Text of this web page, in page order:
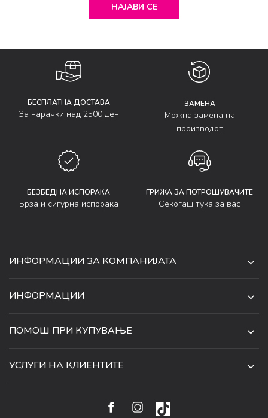
НАЈАВИ СЕ
БЕСПЛАТНА ДОСТАВА
За нарачки над 2500 ден
ЗАМЕНА
Можна замена на
производот
БЕЗБЕДНА ИСПОРАКА
Брза и сигурна испорака
ГРИЖА ЗА ПОТРОШУВАЧИТЕ
Секогаш тука за вас
ИНФОРМАЦИИ ЗА КОМПАНИЈАТА
СКОПЈЕ, МАКЕДОНИЈА
070 231 608
ИНФОРМАЦИИ
СОРАБОТКИ
ПОМОШ ПРИ КУПУВАЊЕ
УСЛУГИ НА КЛИЕНТИТЕ
ПРАВО НА ПОВЛЕКУВАЊЕ И ЗАМЕНА НА ПРОИЗВОД